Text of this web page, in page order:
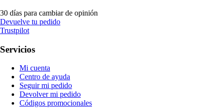
30 días para cambiar de opinión
Devuelve tu pedido
Trustpilot
Servicios
Mi cuenta
Centro de ayuda
Seguir mi pedido
Devolver mi pedido
Códigos promocionales